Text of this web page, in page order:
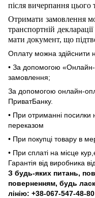
після вичерпання цього
Отримати замовлення
транспортній декларації
мати документ, що
Оплату можна здійснити
• За допомогою «Онлайн-
замовлення;
За допомогою онлайн-
ПриватБанку.
• При отриманні посилки
переказом
• При покупці товару в
• При сплаті на місце
Гарантія від виробника
З будь-яких питань,
поверненням, будь
лінію: +38-067-547-48-80